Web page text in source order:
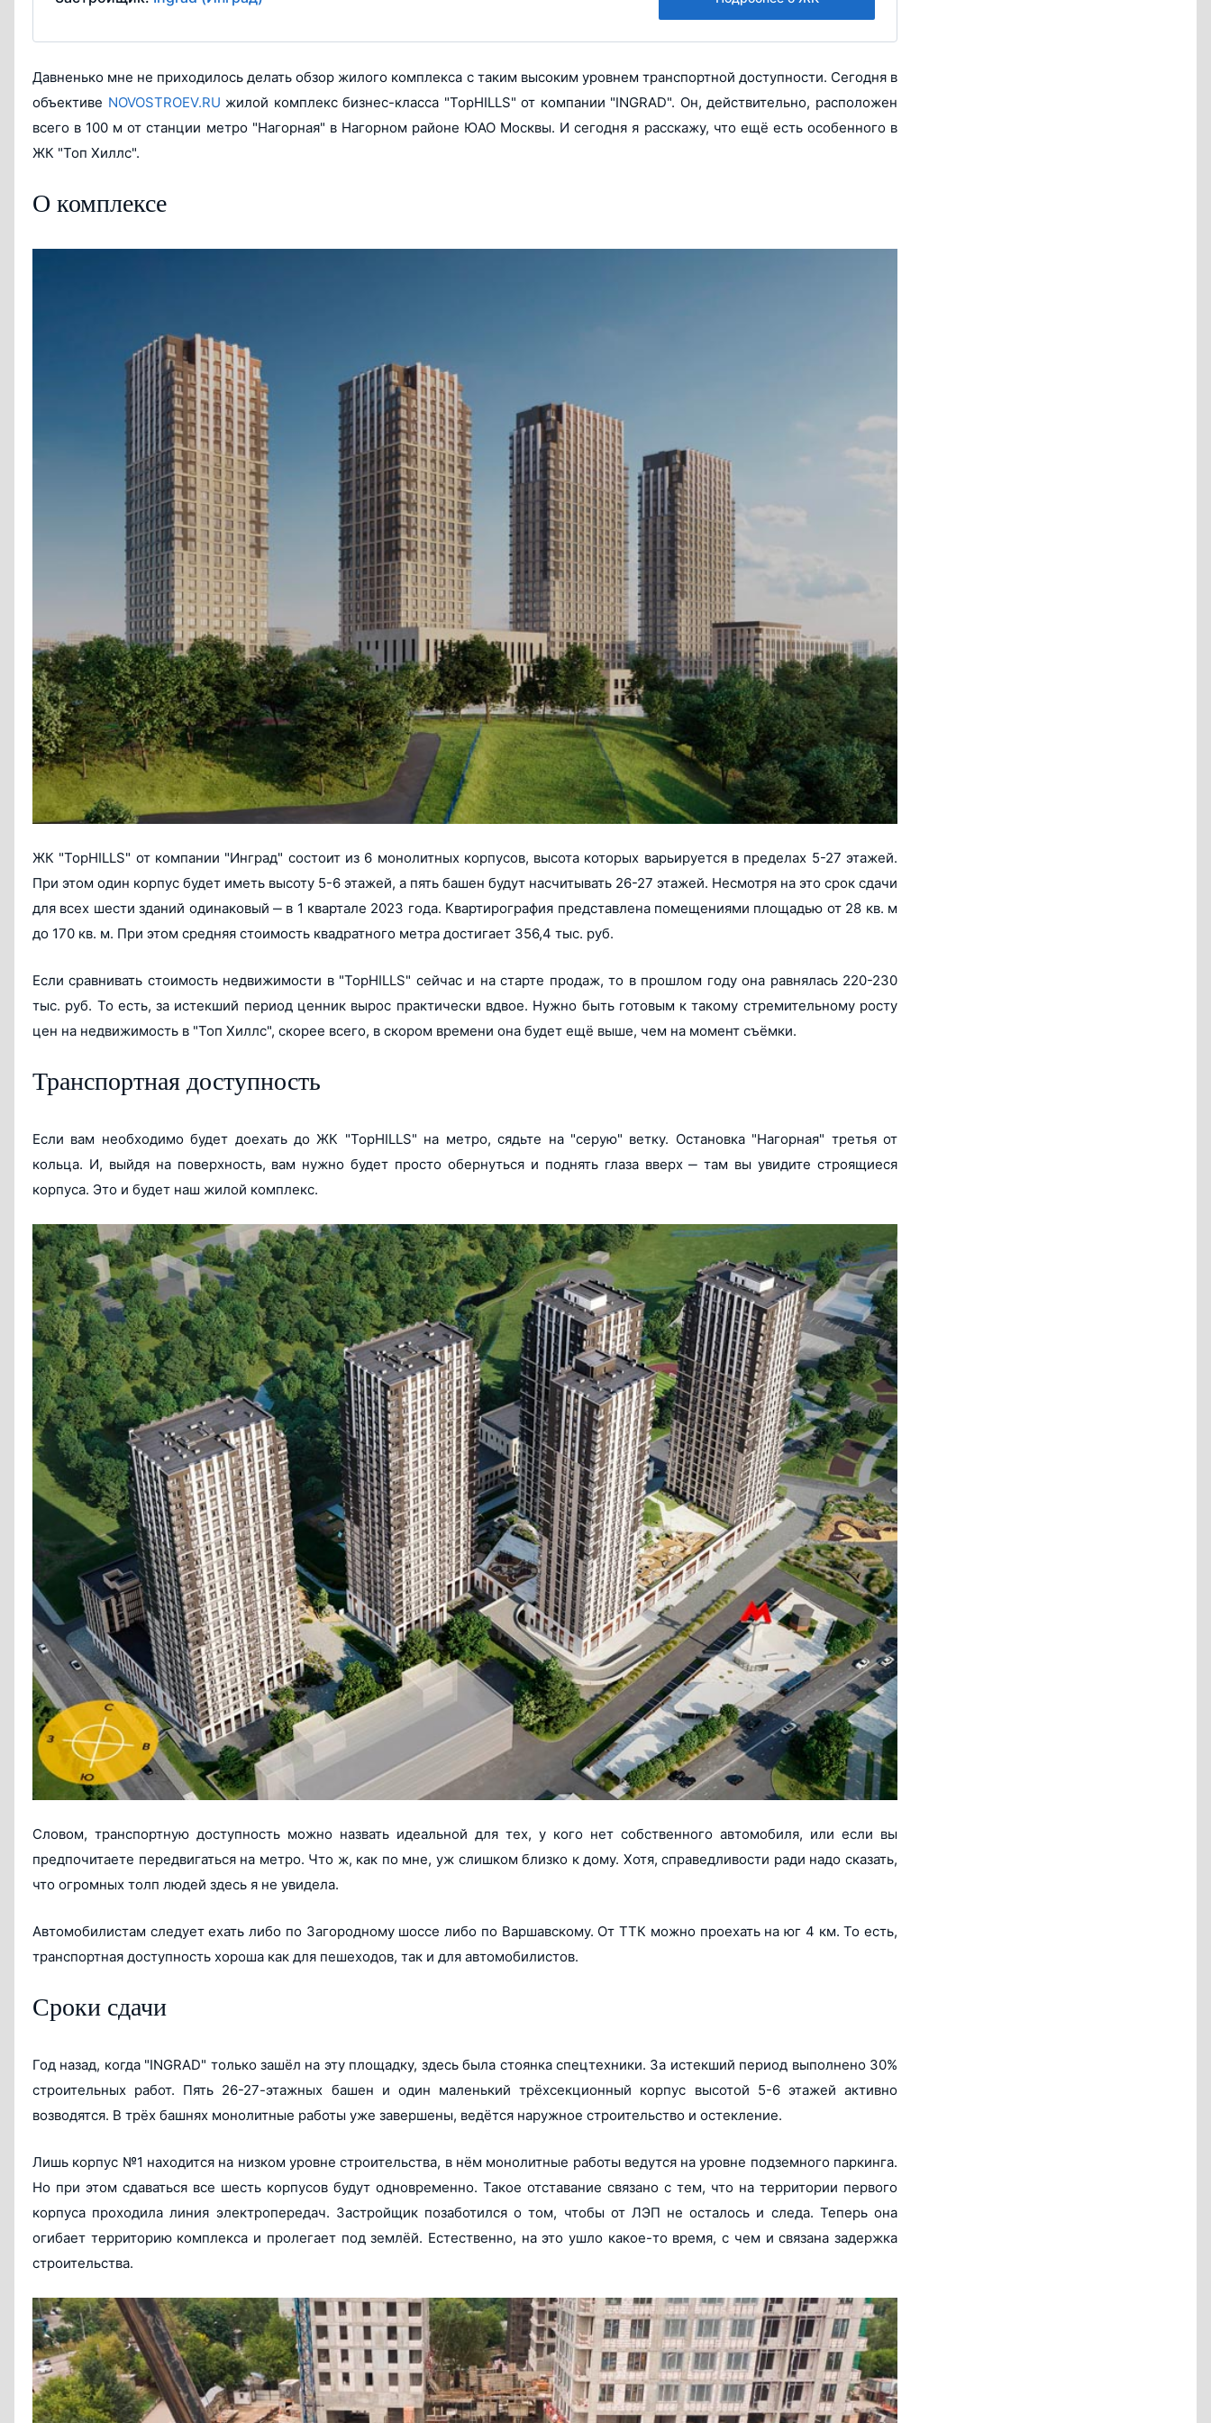
Давненько мне не приходилось делать обзор жилого комплекса с таким высоким уровнем транспортной доступности. Сегодня в
объективе NOVOSTROEV.RU жилой комплекс бизнес-класса "TopHILLS" от компании "INGRAD". Он, действительно, расположен
всего в 100 м от станции метро "Нагорная" в Нагорном районе ЮАО Москвы. И сегодня я расскажу, что ещё есть особенного в
ЖК "Топ Хиллс".
О комплексе
ЖК "TopHILLS" от компании "Инград" состоит из 6 монолитных корпусов, высота которых варьируется в пределах 5-27 этажей.
При этом один корпус будет иметь высоту 5-6 этажей, а пять башен будут насчитывать 26-27 этажей. Несмотря на это срок сдачи
для всех шести зданий одинаковый ‒ в 1 квартале 2023 года. Квартирография представлена помещениями площадью от 28 кв. м
до 170 кв. м. При этом средняя стоимость квадратного метра достигает 356,4 тыс. руб.
Если сравнивать стоимость недвижимости в "TopHILLS" сейчас и на старте продаж, то в прошлом году она равнялась 220-230
тыс. руб. То есть, за истекший период ценник вырос практически вдвое. Нужно быть готовым к такому стремительному росту
цен на недвижимость в "Топ Хиллс", скорее всего, в скором времени она будет ещё выше, чем на момент съёмки.
Транспортная доступность
Если вам необходимо будет доехать до ЖК "TopHILLS" на метро, сядьте на "серую" ветку. Остановка "Нагорная" третья от
кольца. И, выйдя на поверхность, вам нужно будет просто обернуться и поднять глаза вверх ‒ там вы увидите строящиеся
корпуса. Это и будет наш жилой комплекс.
Словом, транспортную доступность можно назвать идеальной для тех, у кого нет собственного автомобиля, или если вы
предпочитаете передвигаться на метро. Что ж, как по мне, уж слишком близко к дому. Хотя, справедливости ради надо сказать,
что огромных толп людей здесь я не увидела.
Автомобилистам следует ехать либо по Загородному шоссе либо по Варшавскому. От ТТК можно проехать на юг 4 км. То есть,
транспортная доступность хороша как для пешеходов, так и для автомобилистов.
Сроки сдачи
Год назад, когда "INGRAD" только зашёл на эту площадку, здесь была стоянка спецтехники. За истекший период выполнено 30%
строительных работ. Пять 26-27-этажных башен и один маленький трёхсекционный корпус высотой 5-6 этажей активно
возводятся. В трёх башнях монолитные работы уже завершены, ведётся наружное строительство и остекление.
Лишь корпус №1 находится на низком уровне строительства, в нём монолитные работы ведутся на уровне подземного паркинга.
Но при этом сдаваться все шесть корпусов будут одновременно. Такое отставание связано с тем, что на территории первого
корпуса проходила линия электропередач. Застройщик позаботился о том, чтобы от ЛЭП не осталось и следа. Теперь она
огибает территорию комплекса и пролегает под землёй. Естественно, на это ушло какое-то время, с чем и связана задержка
строительства.